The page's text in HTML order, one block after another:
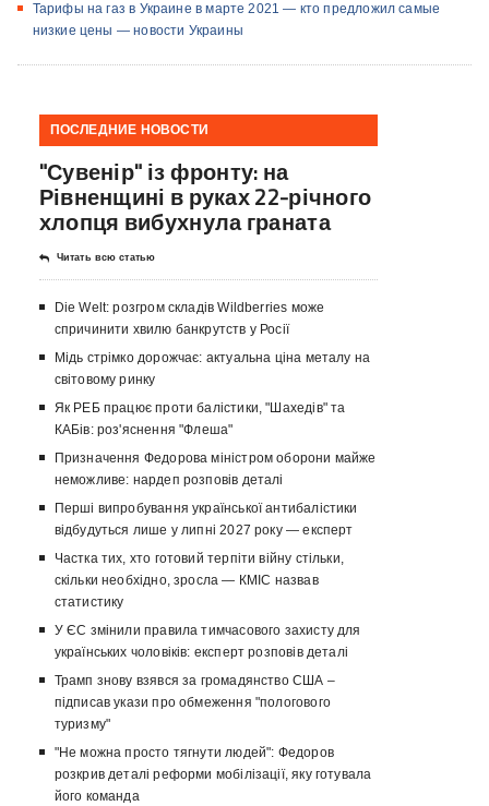
Тарифы на газ в Украине в марте 2021 — кто предложил самые
низкие цены — новости Украины
ПОСЛЕДНИЕ НОВОСТИ
"Сувенір" із фронту: на
Рівненщині в руках 22-річного
хлопця вибухнула граната
Читать всю статью
Die Welt: розгром складів Wildberries може
спричинити хвилю банкрутств у Росії
Мідь стрімко дорожчає: актуальна ціна металу на
світовому ринку
Як РЕБ працює проти балістики, "Шахедів" та
КАБів: роз'яснення "Флеша"
Призначення Федорова міністром оборони майже
неможливе: нардеп розповів деталі
Перші випробування української антибалістики
відбудуться лише у липні 2027 року — експерт
Частка тих, хто готовий терпіти війну стільки,
скільки необхідно, зросла — КМІС назвав
статистику
У ЄС змінили правила тимчасового захисту для
українських чоловіків: експерт розповів деталі
Трамп знову взявся за громадянство США –
підписав укази про обмеження "пологового
туризму"
"Не можна просто тягнути людей": Федоров
розкрив деталі реформи мобілізації, яку готувала
його команда